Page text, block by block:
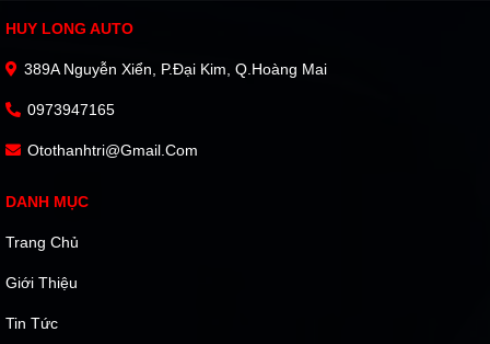
HUY LONG AUTO
389A Nguyễn Xiển, P.Đại Kim, Q.Hoàng Mai
0973947165
Otothanhtri@gmail.com
DANH MỤC
Trang Chủ
Giới Thiệu
Tin Tức